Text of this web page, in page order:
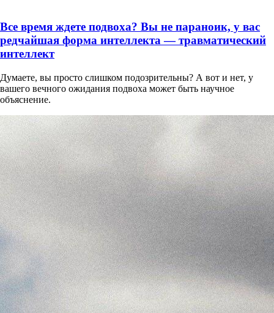
Все время ждете подвоха? Вы не параноик, у вас
редчайшая форма интеллекта — травматический
интеллект
Думаете, вы просто слишком подозрительны? А вот и нет, у
вашего вечного ожидания подвоха может быть научное
объяснение.